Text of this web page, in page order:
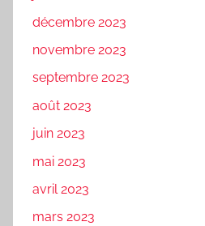
décembre 2023
novembre 2023
septembre 2023
août 2023
juin 2023
mai 2023
avril 2023
mars 2023